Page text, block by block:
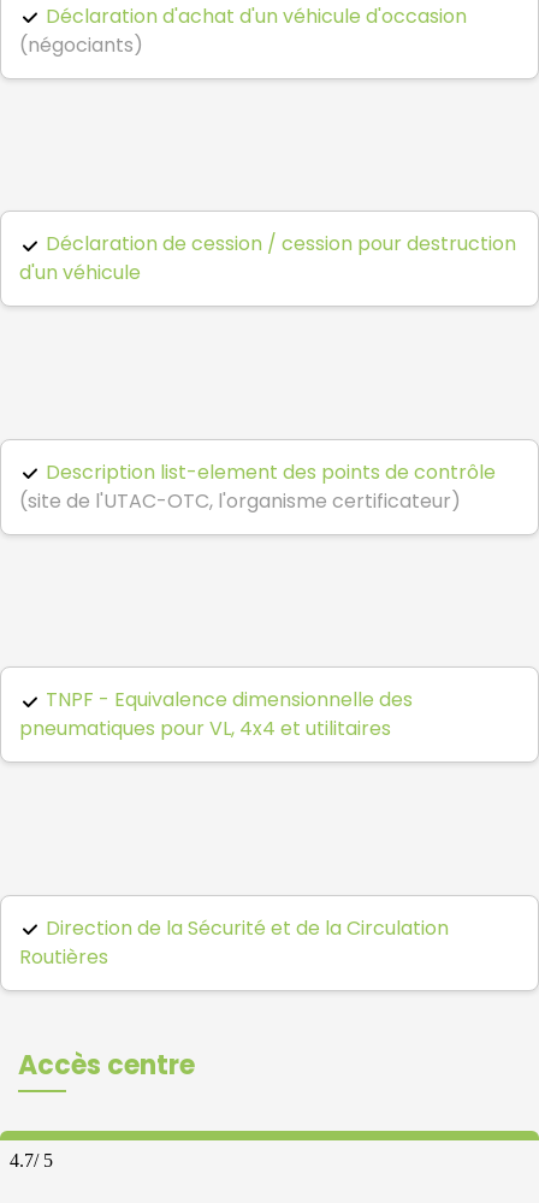
Déclaration d'achat d'un véhicule d'occasion
(négociants)
Déclaration de cession / cession pour destruction
d'un véhicule
Description list-element des points de contrôle
(site de l'UTAC-OTC, l'organisme certificateur)
TNPF - Equivalence dimensionnelle des
pneumatiques pour VL, 4x4 et utilitaires
Direction de la Sécurité et de la Circulation
Routières
Accès centre